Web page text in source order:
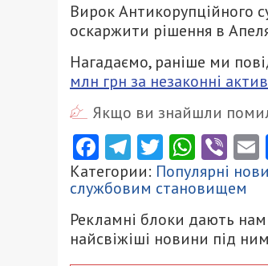
Вирок Антикорупційного
оскаржити рішення в
Нагадаємо, раніше ми
млн грн за незаконні
Якщо ви знайшли
Facebook
Telegram
Twitter
Категории: Популярні
службовим становищем
Рекламні блоки дають
найсвіжіші новини під